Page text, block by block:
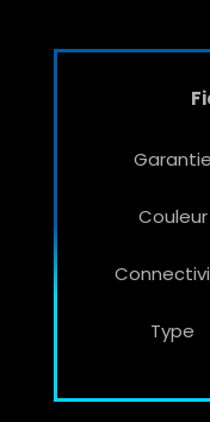
Garantie
Couleur
Type